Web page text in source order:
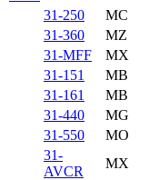
31-250
MC
31-360
MZ
31-MFF
MX
31-151
MB
31-161
MB
31-440
MG
31-550
MO
31-
AVCR
MX